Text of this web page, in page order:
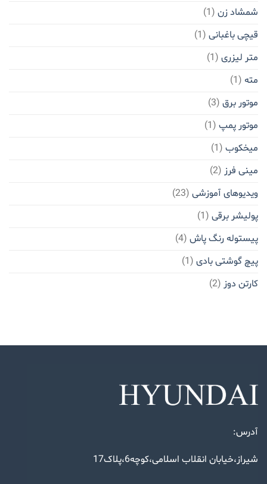
شمشاد زن (1)
قیچی باغبانی (1)
متر لیزری (1)
مته (1)
موتور برق (3)
موتور پمپ (1)
میخکوب (1)
مینی فرز (2)
ویدیوهای آموزشی (23)
پولیشر برقی (1)
پیستوله رنگ پاش (4)
پیچ گوشتی بادی (1)
کارتن دوز (2)
آدرس:
شیراز،خیابان انقلاب اسلامی،کوچه6،پلاک17